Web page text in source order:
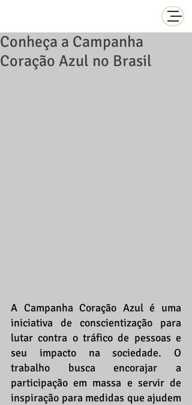
Conheça a Campanha
Coração Azul no Brasil
A Campanha Coração Azul é uma
iniciativa de conscientização para
lutar contra o tráfico de pessoas e
seu impacto na sociedade. O
trabalho busca encorajar a
participação em massa e servir de
inspiração para medidas que ajudem